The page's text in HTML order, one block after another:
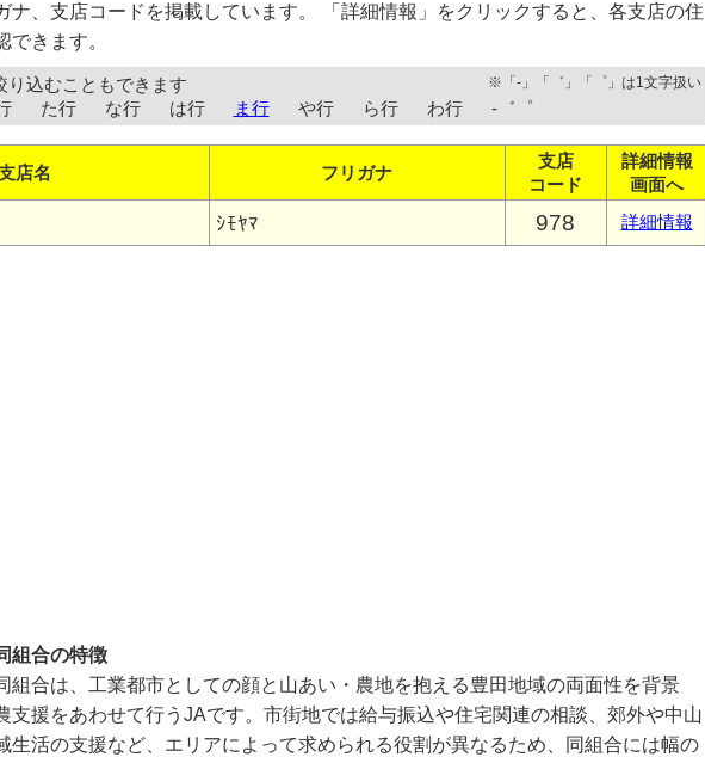
ナ、支店コードを掲載しています。 「詳細情報」をクリックすると、各支店の住
できます。
り込むこともできます ※「-」「゛」「゜」は1文字扱い
た行 な行 は行 ま行 や行 ら行 わ行 -゛゜
店名 フリガナ
支店
コード
詳細情報
画面へ
ｼﾓﾔﾏ 978 詳細情報
組合の特徴
組合は、工業都市としての顔と山あい・農地を抱える豊田地域の両面性を背景
支援をあわせて行うJAです。市街地では給与振込や住宅関連の相談、郊外や中山
生活の支援など、エリアによって求められる役割が異なるため、同組合には幅の